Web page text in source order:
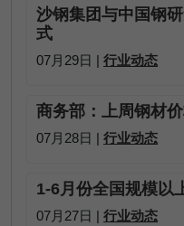
沙钢集团与中国钢
式
07月29日 | 行业动态
商务部：上周钢材
07月28日 | 行业动态
1-6月份全国规模以
07月27日 | 行业动态